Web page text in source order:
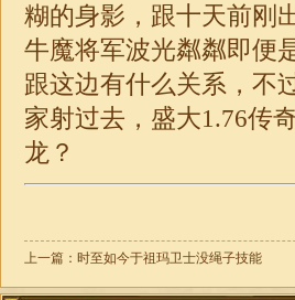
糊的身影，跟十天前刚
牛魔将军波光粼粼即便
跟这边有什么关系，不
家射过去， 盛大1.76传
龙？
上一篇： 时至如今于祖玛卫士没绳子技能